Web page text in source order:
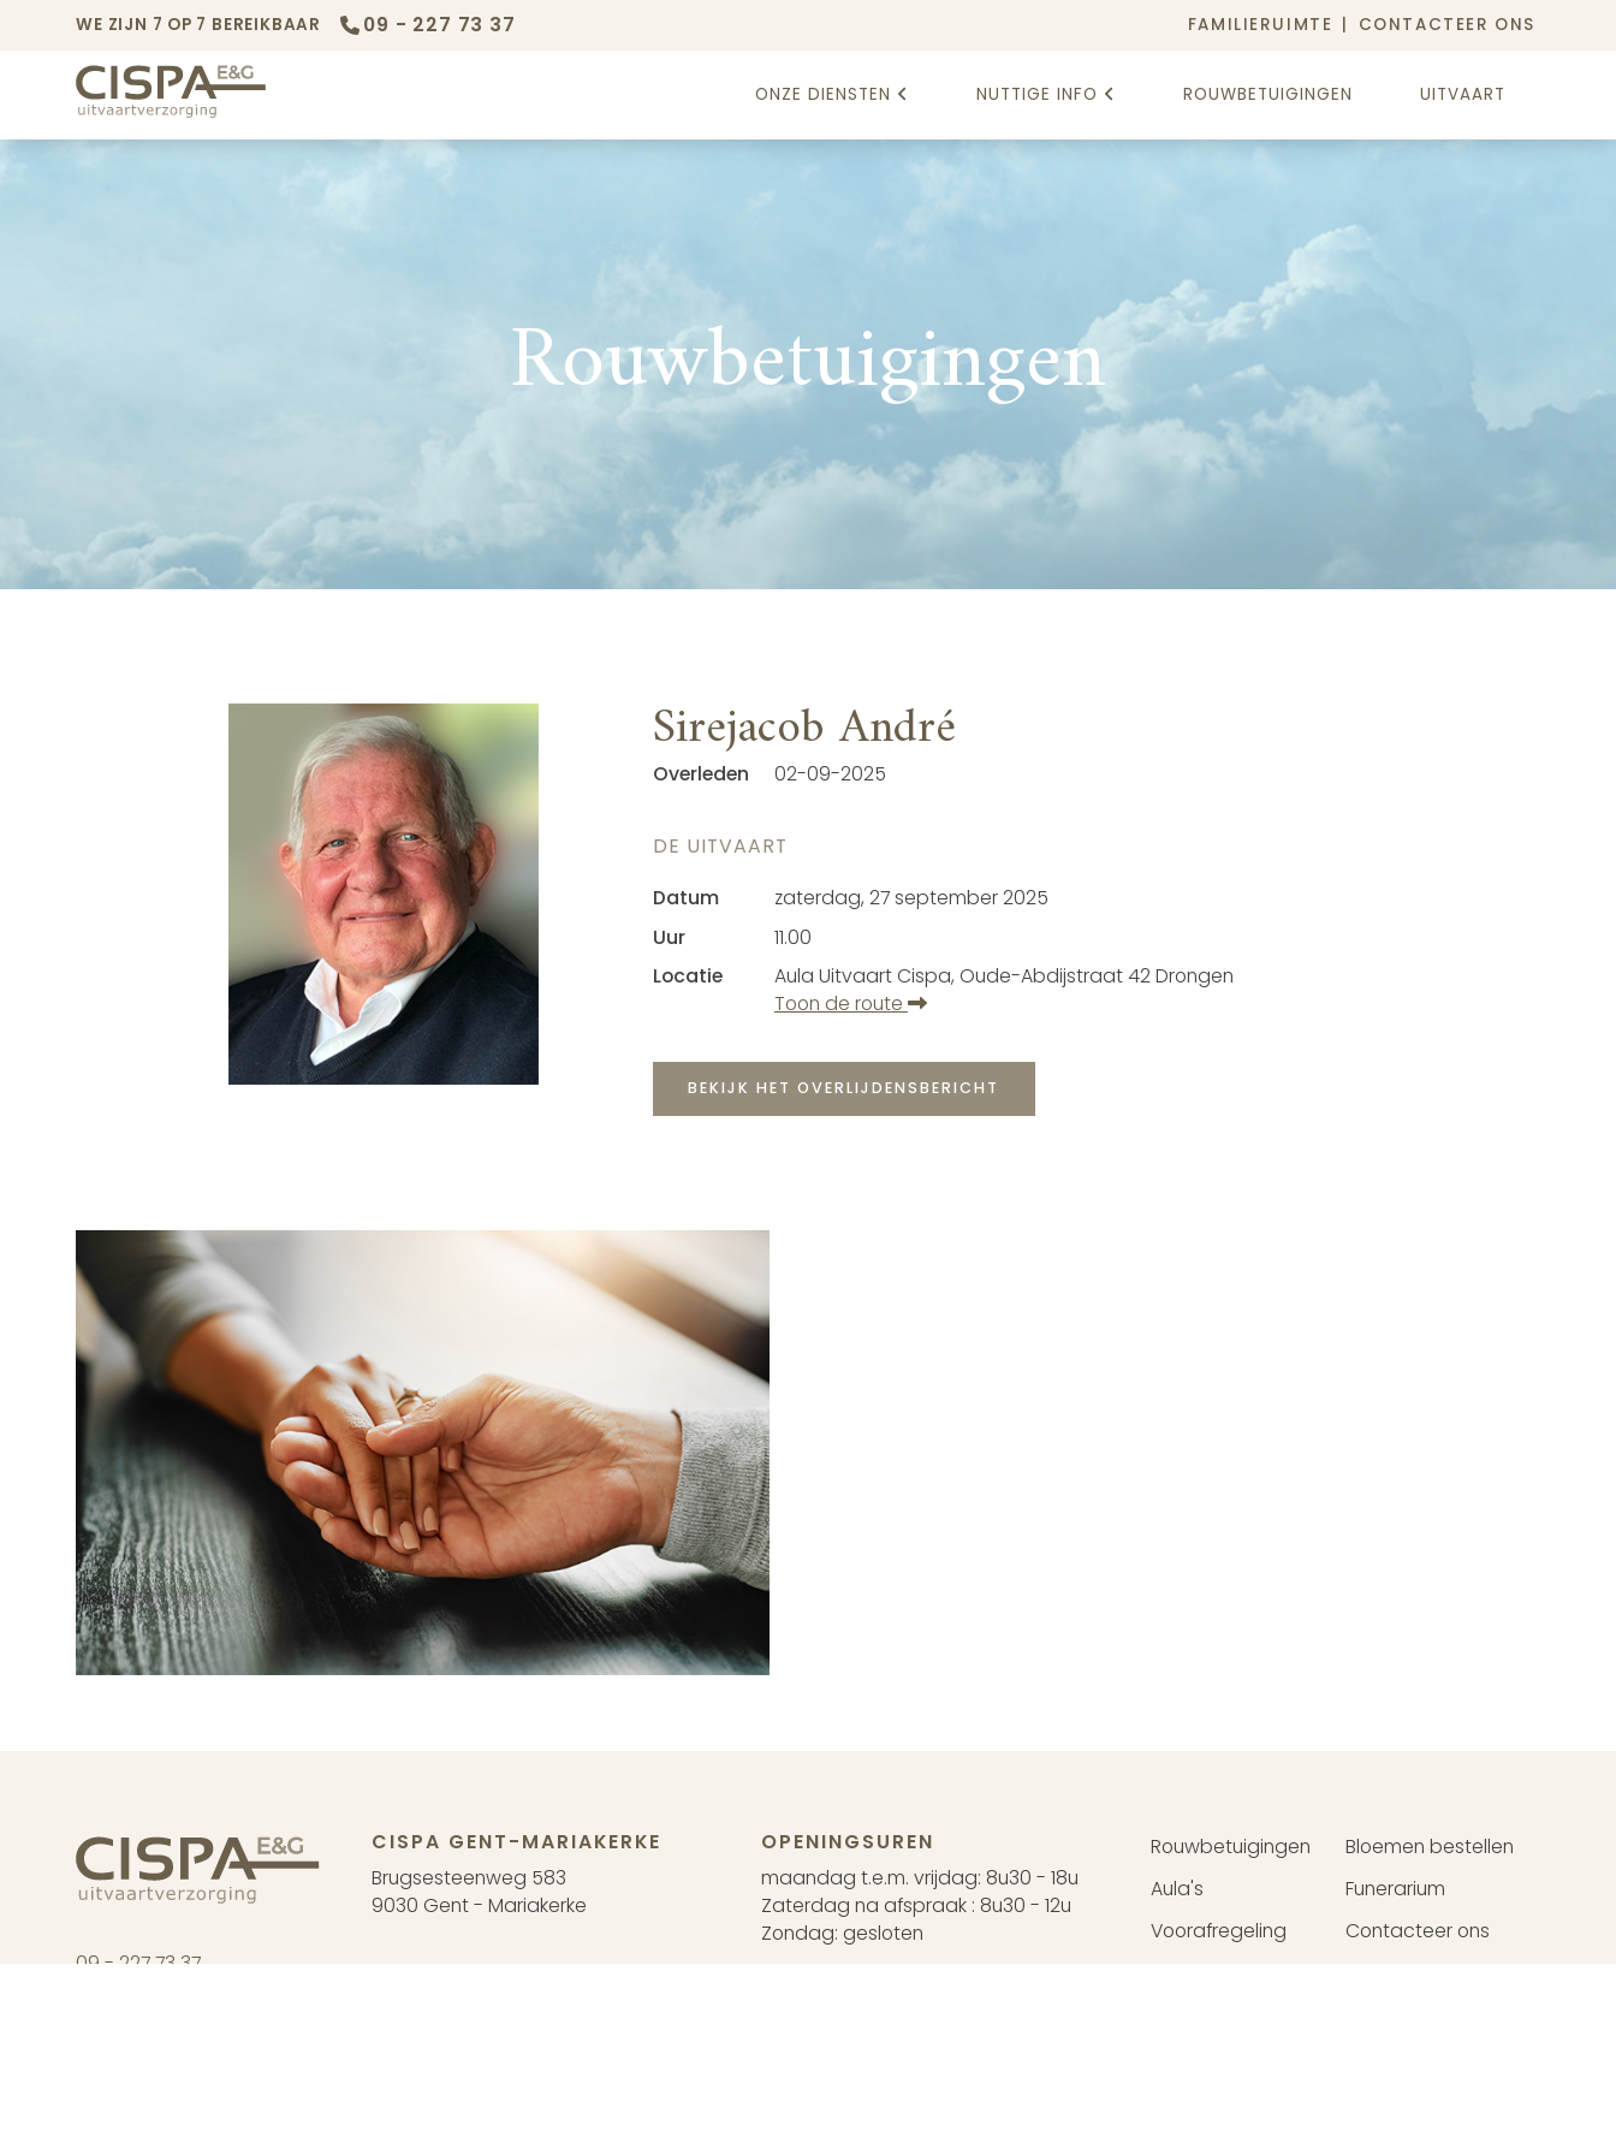
WE ZIJN 7 OP 7 BEREIKBAAR 09 - 227 73 37 FAMILIERUIMTE CONTACTEER ONS
ONZE DIENSTEN NUTTIGE INFO ROUWBETUIGINGEN UITVAART
Rouwbetuigingen
Sirejacob André
Overleden 02-09-2025
DE UITVAART
Datum
zaterdag, 27 september 2025
Uur
11.00
Locatie
Aula Uitvaart Cispa, Oude-Abdijstraat 42 Drongen
Toon de route
BEKIJK HET OVERLIJDENSBERICHT
09 - 227 73 37
CISPA GENT-MARIAKERKE
Brugsesteenweg 583
9030 Gent - Mariakerke
OPENINGSUREN
maandag t.e.m. vrijdag: 8u30 - 18u
Zaterdag na afspraak : 8u30 - 12u
Zondag: gesloten
Rouwbetuigingen
Bloemen bestellen
Aula's
Funerarium
Voorafregeling
Contacteer ons